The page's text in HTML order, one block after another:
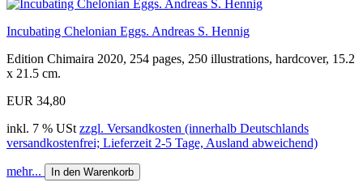
Incubating Chelonian Eggs. Andreas S. Hennig
Edition Chimaira 2020, 254 pages, 250 illustrations, hardcover, 15.2
x 21.5 cm.
EUR 34,80
inkl. 7 % USt zzgl. Versandkosten (innerhalb Deutschlands
versandkostenfrei; Lieferzeit 2-5 Tage, Ausland abweichend)
mehr... In den Warenkorb